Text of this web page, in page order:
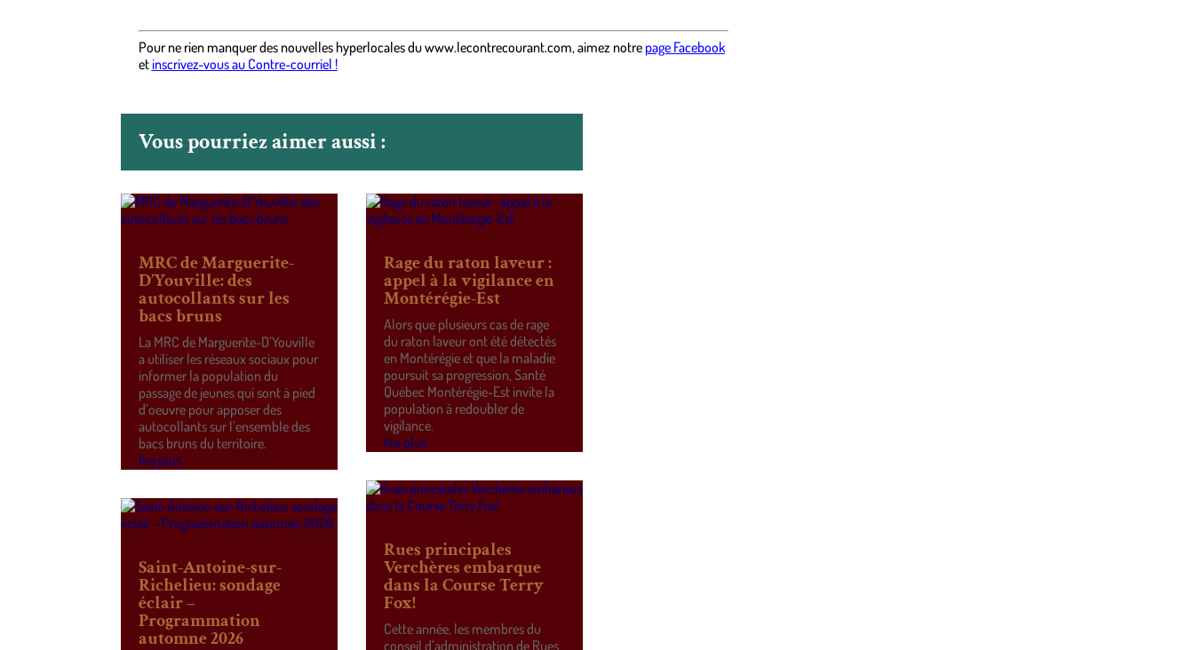
Pour ne rien manquer des nouvelles hyperlocalesduwww.lecontrecourant.com,aimez notre page Facebook
etinscrivez-vous au Contre-courriel !
Vous pourriez aimer aussi :
MRC de Marguerite-
D’Youville: des
autocollants sur les
bacs bruns
La MRC de Marguerite-D’Youville
a utiliser les réseaux sociaux pour
informer la population du
passage de jeunes qui sont à pied
d’oeuvre pour apposer des
autocollants sur l’ensemble des
bacs bruns du territoire.
lire plus
Saint-Antoine-sur-
Richelieu: sondage
éclair –
Programmation
automne 2026
Rage du raton laveur :
appel à la vigilance en
Montérégie-Est
Alors que plusieurs cas de rage
du raton laveur ont été détectés
en Montérégie et que la maladie
poursuit sa progression, Santé
Québec Montérégie-Est invite la
population à redoubler de
vigilance.
lire plus
Rues principales
Verchères embarque
dans la Course Terry
Fox!
Cette année, les membres du
conseil d’administration de Rues